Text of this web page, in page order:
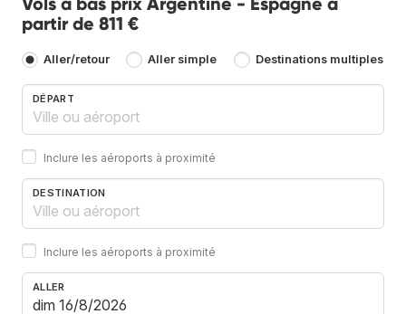
partir de 811 €
Aller/retour Aller simple Destinations multiples
DÉPART
Inclure les aéroports à proximité
DESTINATION
Inclure les aéroports à proximité
ALLER